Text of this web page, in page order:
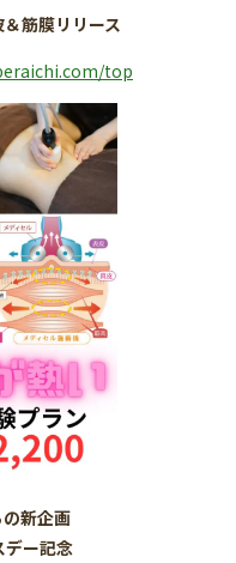
筋膜リリース
top
新企画
デー記念